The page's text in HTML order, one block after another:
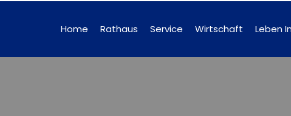
Home Rathaus Service Wirtschaft Leben